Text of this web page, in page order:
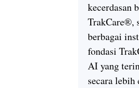
kecerdasan
TrakCare®,
berbagai
fondasi
AI yang
secara